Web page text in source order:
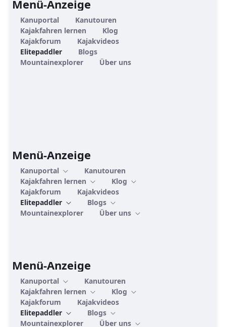
Menü-Anzeige
Kanuportal
Kanutouren
Kajakfahren lernen
Klog
Kajakforum
Kajakvideos
Elitepaddler
Blogs
Mountainexplorer
Über uns
Menü-Anzeige
Kanuportal
Kanutouren
Kajakfahren lernen
Klog
Kajakforum
Kajakvideos
Elitepaddler
Blogs
Mountainexplorer
Über uns
Menü-Anzeige
Kanuportal
Kanutouren
Kajakfahren lernen
Klog
Kajakforum
Kajakvideos
Elitepaddler
Blogs
Mountainexplorer
Über uns